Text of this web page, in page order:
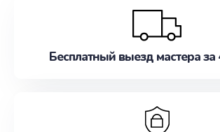
Бесплатный выезд мастера за